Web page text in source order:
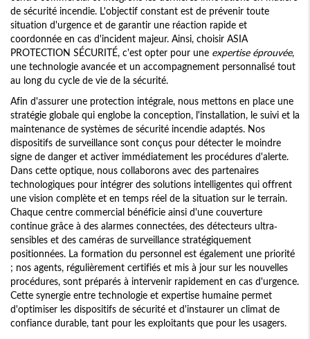
de sécurité incendie. L'objectif constant est de prévenir toute
situation d'urgence et de garantir une réaction rapide et
coordonnée en cas d'incident majeur. Ainsi, choisir ASIA
PROTECTION SÉCURITÉ, c'est opter pour une expertise éprouvée,
une technologie avancée et un accompagnement personnalisé tout
au long du cycle de vie de la sécurité.
Afin d'assurer une protection intégrale, nous mettons en place une
stratégie globale qui englobe la conception, l'installation, le suivi et la
maintenance de systèmes de sécurité incendie adaptés. Nos
dispositifs de surveillance sont conçus pour détecter le moindre
signe de danger et activer immédiatement les procédures d'alerte.
Dans cette optique, nous collaborons avec des partenaires
technologiques pour intégrer des solutions intelligentes qui offrent
une vision complète et en temps réel de la situation sur le terrain.
Chaque centre commercial bénéficie ainsi d'une couverture
continue grâce à des alarmes connectées, des détecteurs ultra-
sensibles et des caméras de surveillance stratégiquement
positionnées. La formation du personnel est également une priorité
; nos agents, régulièrement certifiés et mis à jour sur les nouvelles
procédures, sont préparés à intervenir rapidement en cas d'urgence.
Cette synergie entre technologie et expertise humaine permet
d'optimiser les dispositifs de sécurité et d'instaurer un climat de
confiance durable, tant pour les exploitants que pour les usagers.